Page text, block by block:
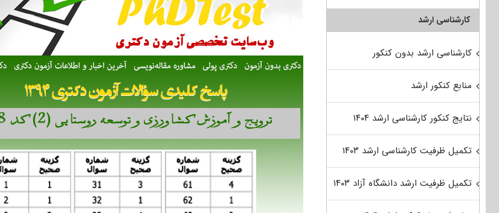
کارشناسی ارشد
کارشناسی ارشد بدون کنکور
منابع کنکور ارشد
نتایج کنکور کارشناسی ارشد ۱۴۰۴
تکمیل ظرفیت کارشناسی ارشد ۱۴۰۳
تکمیل ظرفیت ارشد دانشگاه آزاد ۱۴۰۳